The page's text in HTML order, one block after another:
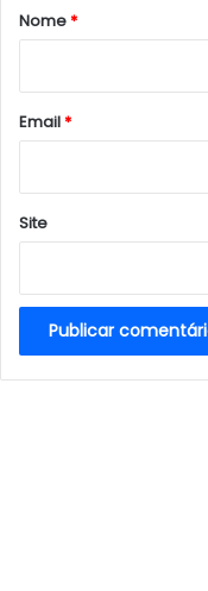
r
*
Nome*
Email*
Site